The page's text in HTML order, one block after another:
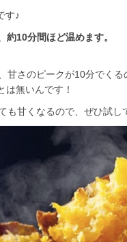
す♪
10分間ほど温めます。
甘さのピークが10分でくる
は無いんです！
も甘くなるので、ぜひ試し